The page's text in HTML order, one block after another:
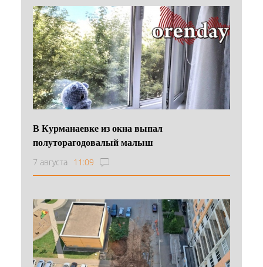
В Курманаевке из окна выпал
полуторагодовалый малыш
7 августа 11:09